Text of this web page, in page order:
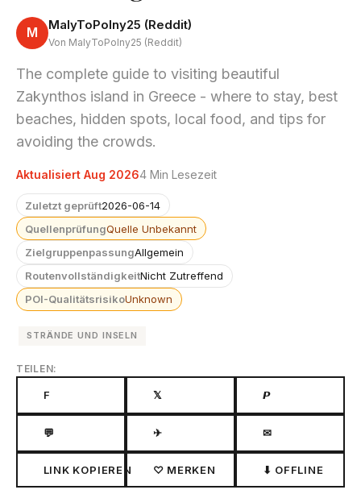
M MalyToPolny25 (Reddit)
Von MalyToPolny25 (Reddit)
The complete guide to visiting beautiful
Zakynthos island in Greece - where to stay, best
beaches, hidden spots, local food, and tips for
avoiding the crowds.
Aktualisiert Aug 20264 Min Lesezeit
Zuletzt geprüft2026-06-14
QuellenprüfungQuelle Unbekannt
ZielgruppenpassungAllgemein
RoutenvollständigkeitNicht Zutreffend
POI-QualitätsrisikoUnknown
STRÄNDE UND INSELN
TEILEN:
F 𝕏 𝙋
💬 ✈ ✉
LINK KOPIEREN ♡ MERKEN ⬇ OFFLINE